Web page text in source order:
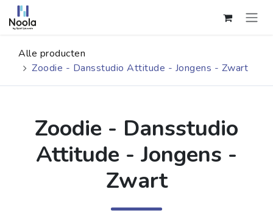
Overslaan naar inhoud
Alle producten
Zoodie - Dansstudio Attitude - Jongens - Zwart
Zoodie - Dansstudio
Attitude - Jongens -
Zwart